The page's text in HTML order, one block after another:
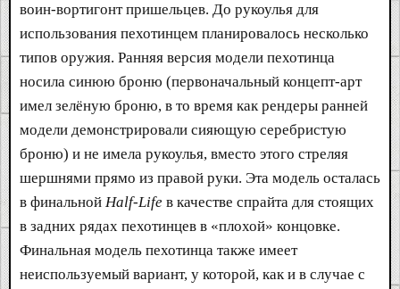
воин-вортигонт пришельцев. До рукоулья для
использования пехотинцем планировалось несколько
типов оружия. Ранняя версия модели пехотинца
носила синюю броню (первоначальный концепт-арт
имел зелёную броню, в то время как рендеры ранней
модели демонстрировали сияющую серебристую
броню) и не имела рукоулья, вместо этого стреляя
шершнями прямо из правой руки. Эта модель осталась
в финальной Half-Life в качестве спрайта для стоящих
в задних рядах пехотинцев в «плохой» концовке.
Финальная модель пехотинца также имеет
неиспользуемый вариант, у которой, как и в случае с